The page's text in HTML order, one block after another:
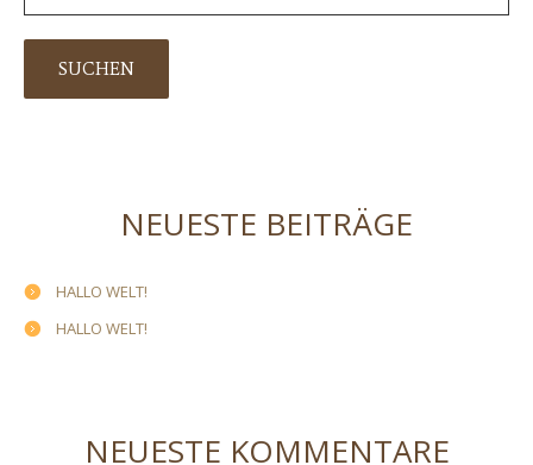
NEUESTE BEITRÄGE
HALLO WELT!
HALLO WELT!
NEUESTE KOMMENTARE